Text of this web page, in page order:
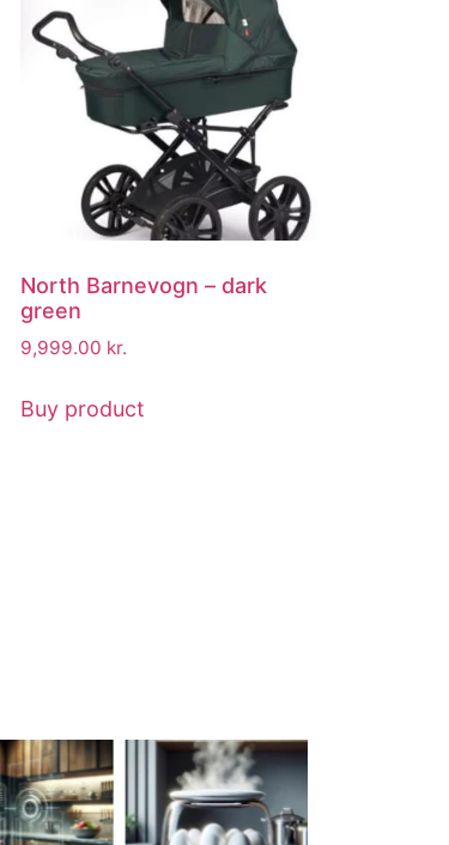
North Barnevogn – dark
green
9,999.00 kr.
Buy product